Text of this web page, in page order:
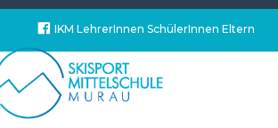
IKM LehrerInnen SchülerInnen Eltern